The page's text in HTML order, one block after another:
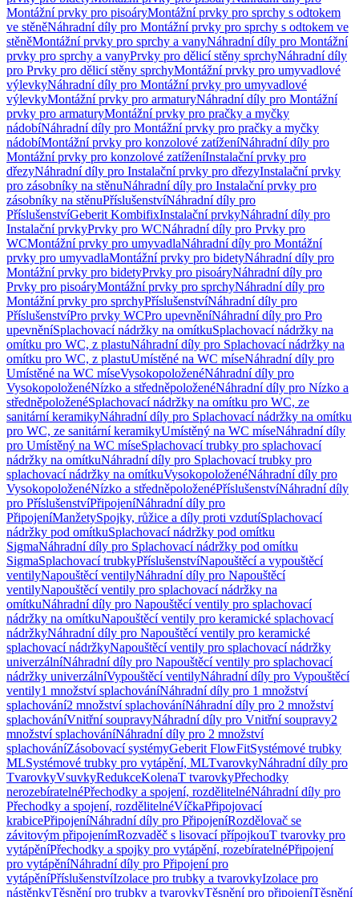
Montážní prvky pro pisoáryMontážní prvky pro sprchy s odtokem
ve stěněNáhradní díly pro Montážní prvky pro sprchy s odtokem ve
stěněMontážní prvky pro sprchy a vanyNáhradní díly pro Montážní
prvky pro sprchy a vanyPrvky pro dělicí stěny sprchyNáhradní díly
pro Prvky pro dělicí stěny sprchyMontážní prvky pro umyvadlové
výlevkyNáhradní díly pro Montážní prvky pro umyvadlové
výlevkyMontážní prvky pro armaturyNáhradní díly pro Montážní
prvky pro armaturyMontážní prvky pro pračky a myčky
nádobíNáhradní díly pro Montážní prvky pro pračky a myčky
nádobíMontážní prvky pro konzolové zatíženíNáhradní díly pro
Montážní prvky pro konzolové zatíženíInstalační prvky pro
dřezyNáhradní díly pro Instalační prvky pro dřezyInstalační prvky
pro zásobníky na stěnuNáhradní díly pro Instalační prvky pro
zásobníky na stěnuPříslušenstvíNáhradní díly pro
PříslušenstvíGeberit KombifixInstalační prvkyNáhradní díly pro
Instalační prvkyPrvky pro WCNáhradní díly pro Prvky pro
WCMontážní prvky pro umyvadlaNáhradní díly pro Montážní
prvky pro umyvadlaMontážní prvky pro bidetyNáhradní díly pro
Montážní prvky pro bidetyPrvky pro pisoáryNáhradní díly pro
Prvky pro pisoáryMontážní prvky pro sprchyNáhradní díly pro
Montážní prvky pro sprchyPříslušenstvíNáhradní díly pro
PříslušenstvíPro prvky WCPro upevněníNáhradní díly pro Pro
upevněníSplachovací nádržky na omítkuSplachovací nádržky na
omítku pro WC, z plastuNáhradní díly pro Splachovací nádržky na
omítku pro WC, z plastuUmístěné na WC míseNáhradní díly pro
Umístěné na WC míseVysokopoloženéNáhradní díly pro
VysokopoloženéNízko a středněpoloženéNáhradní díly pro Nízko a
středněpoloženéSplachovací nádržky na omítku pro WC, ze
sanitární keramikyNáhradní díly pro Splachovací nádržky na omítku
pro WC, ze sanitární keramikyUmístěný na WC míseNáhradní díly
pro Umístěný na WC míseSplachovací trubky pro splachovací
nádržky na omítkuNáhradní díly pro Splachovací trubky pro
splachovací nádržky na omítkuVysokopoloženéNáhradní díly pro
VysokopoloženéNízko a středněpoloženéPříslušenstvíNáhradní díly
pro PříslušenstvíPřipojeníNáhradní díly pro
PřipojeníManžetySpojky, růžice a díly proti vzdutíSplachovací
nádržky pod omítkuSplachovací nádržky pod omítku
SigmaNáhradní díly pro Splachovací nádržky pod omítku
SigmaSplachovací trubkyPříslušenstvíNapouštěcí a vypouštěcí
ventilyNapouštěcí ventilyNáhradní díly pro Napouštěcí
ventilyNapouštěcí ventily pro splachovací nádržky na
omítkuNáhradní díly pro Napouštěcí ventily pro splachovací
nádržky na omítkuNapouštěcí ventily pro keramické splachovací
nádržkyNáhradní díly pro Napouštěcí ventily pro keramické
splachovací nádržkyNapouštěcí ventily pro splachovací nádržky
univerzálníNáhradní díly pro Napouštěcí ventily pro splachovací
nádržky univerzálníVypouštěcí ventilyNáhradní díly pro Vypouštěcí
ventily1 množství splachováníNáhradní díly pro 1 množství
splachování2 množství splachováníNáhradní díly pro 2 množství
splachováníVnitřní soupravyNáhradní díly pro Vnitřní soupravy2
množství splachováníNáhradní díly pro 2 množství
splachováníZásobovací systémyGeberit FlowFitSystémové trubky
MLSystémové trubky pro vytápění, MLTvarovkyNáhradní díly pro
TvarovkyVsuvkyRedukceKolenaT tvarovkyPřechodky
nerozebíratelnéPřechodky a spojení, rozdělitelnéNáhradní díly pro
Přechodky a spojení, rozdělitelnéVíčkaPřipojovací
krabicePřipojeníNáhradní díly pro PřipojeníRozdělovač se
závitovým připojenímRozvaděč s lisovací přípojkouT tvarovky pro
vytápěníPřechodky a spojky pro vytápění, rozebíratelnéPřipojení
pro vytápěníNáhradní díly pro Připojení pro
vytápěníPříslušenstvíIzolace pro trubky a tvarovkyIzolace pro
nástěnkyTěsnění pro trubky a tvarovkyTěsnění pro připojeníTěsnění